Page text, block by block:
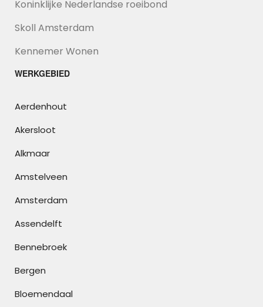
Koninklijke Nederlandse roeibond
Skoll Amsterdam
Kennemer Wonen
WERKGEBIED
Aerdenhout
Akersloot
Alkmaar
Amstelveen
Amsterdam
Assendelft
Bennebroek
Bergen
Bloemendaal